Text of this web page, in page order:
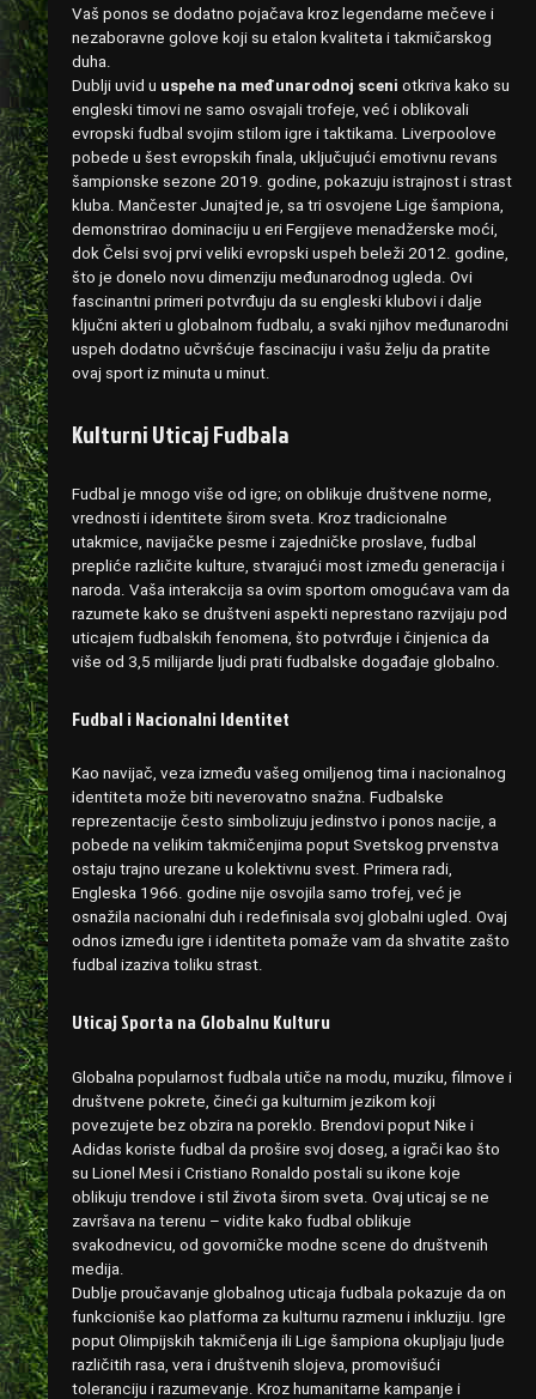
Vaš ponos se dodatno pojačava kroz legendarne mečeve i
nezaboravne golove koji su etalon kvaliteta i takmičarskog
duha.
Dublji uvid u uspehe na međunarodnoj sceni otkriva kako su
engleski timovi ne samo osvajali trofeje, već i oblikovali
evropski fudbal svojim stilom igre i taktikama. Liverpoolove
pobede u šest evropskih finala, uključujući emotivnu revans
šampionske sezone 2019. godine, pokazuju istrajnost i strast
kluba. Mančester Junajted je, sa tri osvojene Lige šampiona,
demonstrirao dominaciju u eri Fergijeve menadžerske moći,
dok Čelsi svoj prvi veliki evropski uspeh beleži 2012. godine,
što je donelo novu dimenziju međunarodnog ugleda. Ovi
fascinantni primeri potvrđuju da su engleski klubovi i dalje
ključni akteri u globalnom fudbalu, a svaki njihov međunarodni
uspeh dodatno učvršćuje fascinaciju i vašu želju da pratite
ovaj sport iz minuta u minut.
Kulturni Uticaj Fudbala
Fudbal je mnogo više od igre; on oblikuje društvene norme,
vrednosti i identitete širom sveta. Kroz tradicionalne
utakmice, navijačke pesme i zajedničke proslave, fudbal
prepliće različite kulture, stvarajući most između generacija i
naroda. Vaša interakcija sa ovim sportom omogućava vam da
razumete kako se društveni aspekti neprestano razvijaju pod
uticajem fudbalskih fenomena, što potvrđuje i činjenica da
više od 3,5 milijarde ljudi prati fudbalske događaje globalno.
Fudbal i Nacionalni Identitet
Kao navijač, veza između vašeg omiljenog tima i nacionalnog
identiteta može biti neverovatno snažna. Fudbalske
reprezentacije često simbolizuju jedinstvo i ponos nacije, a
pobede na velikim takmičenjima poput Svetskog prvenstva
ostaju trajno urezane u kolektivnu svest. Primera radi,
Engleska 1966. godine nije osvojila samo trofej, već je
osnažila nacionalni duh i redefinisala svoj globalni ugled. Ovaj
odnos između igre i identiteta pomaže vam da shvatite zašto
fudbal izaziva toliku strast.
Uticaj Sporta na Globalnu Kulturu
Globalna popularnost fudbala utiče na modu, muziku, filmove i
društvene pokrete, čineći ga kulturnim jezikom koji
povezujete bez obzira na poreklo. Brendovi poput Nike i
Adidas koriste fudbal da prošire svoj doseg, a igrači kao što
su Lionel Mesi i Cristiano Ronaldo postali su ikone koje
oblikuju trendove i stil života širom sveta. Ovaj uticaj se ne
završava na terenu – vidite kako fudbal oblikuje
svakodnevicu, od govorničke modne scene do društvenih
medija.
Dublje proučavanje globalnog uticaja fudbala pokazuje da on
funkcioniše kao platforma za kulturnu razmenu i inkluziju. Igre
poput Olimpijskih takmičenja ili Lige šampiona okupljaju ljude
različitih rasa, vera i društvenih slojeva, promovišući
toleranciju i razumevanje. Kroz humanitarne kampanje i